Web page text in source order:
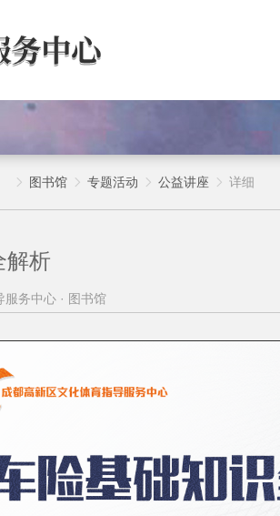
 图书馆  专题活动  公益讲座  详细
解析
务中心 · 图书馆